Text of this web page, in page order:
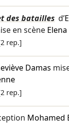
des batailles d’
en scène
rep.]
Damas
rep.]
Mohamed